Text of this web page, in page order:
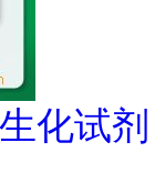
生化试剂